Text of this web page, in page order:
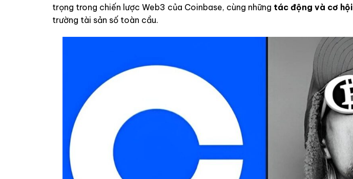
trọng trong chiến lược Web3 của Coinbase, cùng những tác động và cơ hội
trường tài sản số toàn cầu.